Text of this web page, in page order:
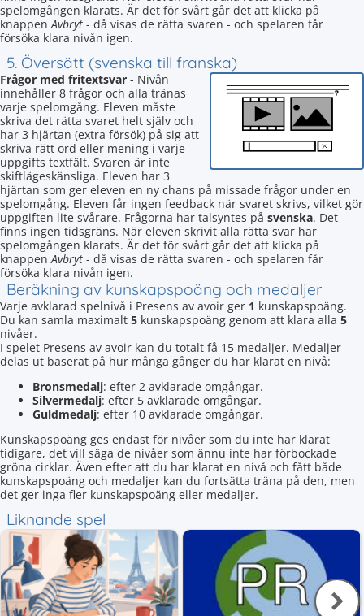
spelomgången klarats. Är det för svårt går det att klicka på
knappenAvbryt - då visas de rätta svaren - och spelaren får
försöka klara nivån igen.
5. Översätt (svenska till franska)
Frågor med fritextsvar - Nivån
innehåller 8 frågor och alla tränas
varje spelomgång. Eleven måste
skriva det rätta svaret helt själv och
har 3 hjärtan (extra försök) på sig att
skriva rätt ord eller mening i varje
uppgifts textfält. Svaren är inte
skiftlägeskänsliga. Eleven har 3
hjärtan som ger eleven en ny chans på missade frågor under en
spelomgång. Eleven får ingen feedback när svaret skrivs, vilket gör
uppgiften lite svårare. Frågorna har talsyntes på svenska. Det
finns ingen tidsgräns. När eleven skrivit alla rätta svar har
spelomgången klarats. Är det för svårt går det att klicka på
knappenAvbryt - då visas de rätta svaren - och spelaren får
försöka klara nivån igen.
Beräkning av kunskapspoäng och medaljer
Varje avklarad spelnivå i Presens av avoir ger 1 kunskapspoäng.
Du kan samla maximalt 5 kunskapspoäng genom att klara alla 5
nivåer.
I spelet Presens av avoir kan du totalt få 15 medaljer. Medaljer
delas ut baserat på hur många gånger du har klarat en nivå:
Bronsmedalj: efter 2 avklarade omgångar.
Silvermedalj: efter 5 avklarade omgångar.
Guldmedalj: efter 10 avklarade omgångar.
Kunskapspoäng ges endast för nivåer som du inte har klarat
tidigare, det vill säga de nivåer som ännu inte har förbockade
gröna cirklar. Även efter att du har klarat en nivå och fått både
kunskapspoäng och medaljer kan du fortsätta träna på den, men
det ger inga fler kunskapspoäng eller medaljer.
Liknande spel